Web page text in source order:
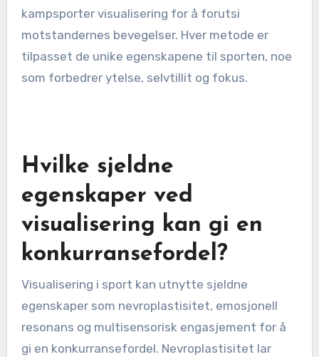
kampsporter visualisering for å forutsi
motstandernes bevegelser. Hver metode er
tilpasset de unike egenskapene til sporten, noe
som forbedrer ytelse, selvtillit og fokus.
Hvilke sjeldne
egenskaper ved
visualisering kan gi en